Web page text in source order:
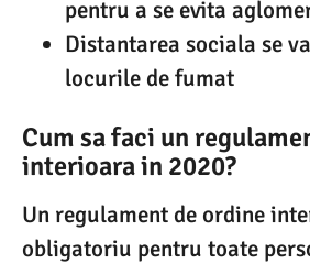
pentru a se evita
Distantarea sociala se
locurile de fumat
Cum sa faci un
interioara in 2020?
Un regulament de ordine
obligatoriu pentru toate